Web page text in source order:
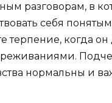
разговорам, в
себя
терпение, когда он
нормальны и